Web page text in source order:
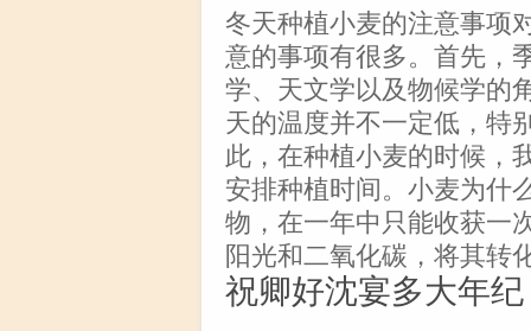
冬天种植小麦的注意事项
意的事项有很多。首先，
学、天文学以及物候学的
天的温度并不一定低，特
此，在种植小麦的时候，
安排种植时间。小麦为什
物，在一年中只能收获一
阳光和二氧化碳，将其转
祝卿好沈宴多大年纪